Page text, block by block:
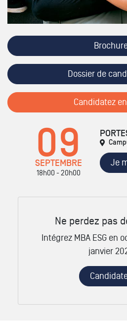
Dossier de
Candidatez
09
SEPTEMBRE
18h00 - 20h00
Je
Ne perdez pas
Intégrez MBA ESG en
janvier